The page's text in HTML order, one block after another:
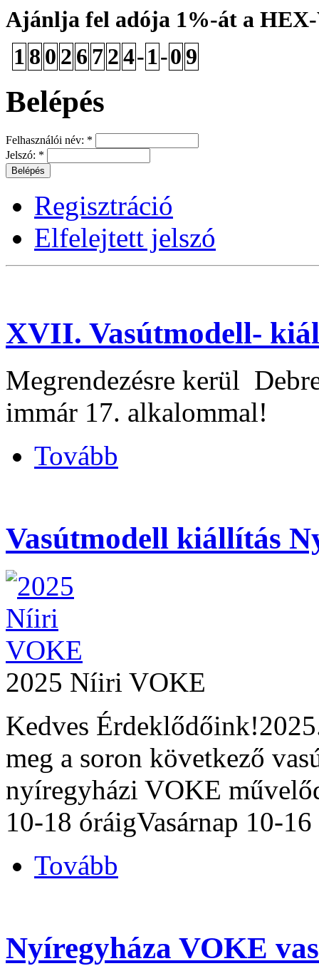
Ajánlja fel adója 1%-át a HEX-
1 8 0 2 6 7 2 4-1-0 9
Belépés
Felhasználói név: *
Jelszó: *
Regisztráció
Elfelejtett jelszó
XVII. Vasútmodell-
Megrendezésre kerül
immár 17. alkalommal!
Tovább
Vasútmodell kiállítás
2025 Níiri VOKE
Kedves
meg a soron következő
nyíregyházi VOKE
10-18 óráigVasárnap 10-
Tovább
Nyíregyháza VOKE